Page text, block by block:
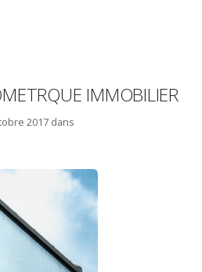
IMMOBILIER
2017 dans